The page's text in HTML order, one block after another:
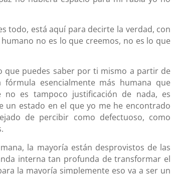
todo, está aquí para decirte la verdad, con
no es lo que creemos, no es lo que
que puedes saber por ti mismo a partir de
esencialmente más humana que
es tampoco justificación de nada, es
un estado en el que yo me he encontrado
de percibir como defectuoso, como
la mayoría están desprovistos de las
interna tan profunda de transformar el
la mayoría simplemente eso va a ser un